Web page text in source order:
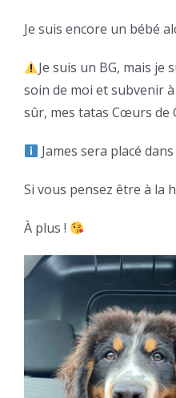
Je suis encore un bébé
Je suis un BG, mais
soin de moi et subvenir
sûr, mes tatas Cœurs de
James sera placé
Si vous pensez être à la
À plus !